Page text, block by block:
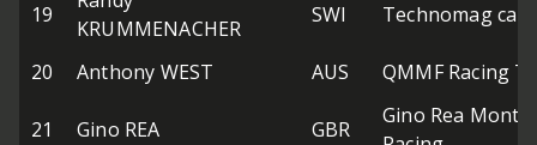
19
KRUMMENACHER
SWI Technomag
20 Anthony WEST AUS QMMF Racing
21 Gino REA GBR
Gino Rea